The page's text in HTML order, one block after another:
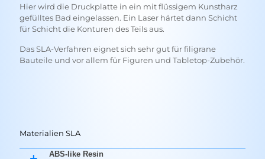
Hier wird die Druckplatte in ein mit flüssigem Kunstharz
gefülltes Bad eingelassen. Ein Laser härtet dann Schicht
für Schicht die Konturen des Teils aus.
Das SLA-Verfahren eignet sich sehr gut für filigrane
Bauteile und vor allem für Figuren und Tabletop-Zubehör.
Materialien SLA
ABS-like Resin